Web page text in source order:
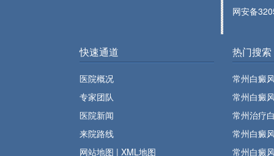
网安备
快速通道
医院概况
专家团队
医院新闻
来院路线
网站地图 | XML地图
热门搜索
常州白癜
常州白癜
常州治疗
常州白癜
常州白癜